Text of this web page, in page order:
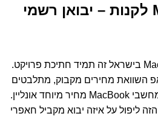
מחשבי MacBook לקנות – יבואן רשמי
תראו, לקנות מחשבי MacBook בישראל זה תמיד חתיכת פרויקט.
השוואת מחירים מקבוק, מתלבטים
אם לרדת לאילת או לחפש מחשבי MacBook מחיר מיוחד אונליין.
ליפול על איזה יבוא מקביל חאפרי